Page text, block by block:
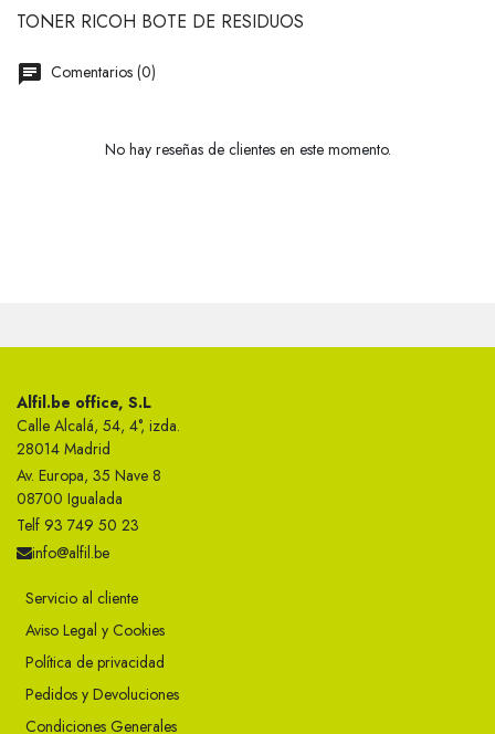
TONER RICOH BOTE DE RESIDUOS
Comentarios (0)
No hay reseñas de clientes en este momento.
Alfil.be office, S.L
Calle Alcalá, 54, 4°, izda.
28014 Madrid
Av. Europa, 35 Nave 8
08700 Igualada
Telf 93 749 50 23
info@alfil.be
Servicio al cliente
Aviso Legal y Cookies
Política de privacidad
Pedidos y Devoluciones
Condiciones Generales